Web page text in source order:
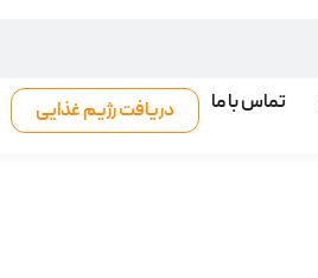
تماس با ما دریافت رژیم غذایی